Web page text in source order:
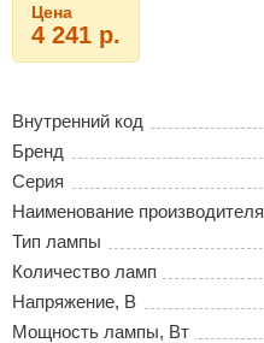
Цена
4 241 р.
Внутренний код
Бренд
Серия
Наименование производителя
Тип лампы
Количество ламп
Напряжение, В
Мощность лампы, Вт